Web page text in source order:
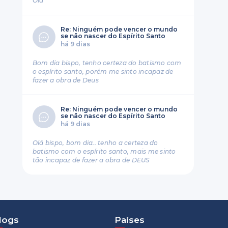
Re: Ninguém pode vencer o mundo
se não nascer do Espírito Santo
há 9 dias
Bom dia bispo, tenho certeza do batismo com
o espírito santo, porém me sinto incapaz de
fazer a obra de Deus
Re: Ninguém pode vencer o mundo
se não nascer do Espírito Santo
há 9 dias
Olá bispo, bom dia.. tenho a certeza do
batismo com o espírito santo, mais me sinto
tão incapaz de fazer a obra de DEUS
Países